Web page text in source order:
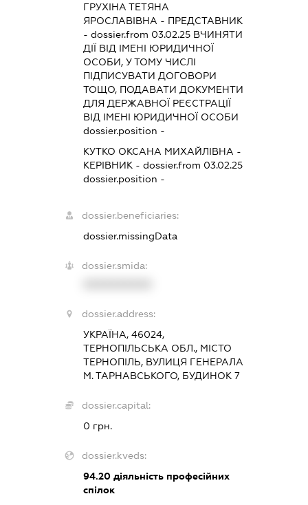
ГРУХІНА ТЕТЯНА
ЯРОСЛАВІВНА - ПРЕДСТАВНИК
- dossier.from 03.02.25 ВЧИНЯТИ
ДІЇ ВІД ІМЕНІ ЮРИДИЧНОЇ
ОСОБИ, У ТОМУ ЧИСЛІ
ПІДПИСУВАТИ ДОГОВОРИ
ТОЩО, ПОДАВАТИ ДОКУМЕНТИ
ДЛЯ ДЕРЖАВНОЇ РЕЄСТРАЦІЇ
ВІД ІМЕНІ ЮРИДИЧНОЇ ОСОБИ
dossier.position -
КУТКО ОКСАНА МИХАЙЛІВНА -
КЕРІВНИК - dossier.from 03.02.25
dossier.position -
dossier.beneficiaries:
dossier.missingData
dossier.smida:
dossier.address:
УКРАЇНА, 46024,
ТЕРНОПІЛЬСЬКА ОБЛ., МІСТО
ТЕРНОПІЛЬ, ВУЛИЦЯ ГЕНЕРАЛА
М. ТАРНАВСЬКОГО, БУДИНОК 7
dossier.capital:
0 грн.
dossier.kveds:
94.20 діяльність професійних
спілок